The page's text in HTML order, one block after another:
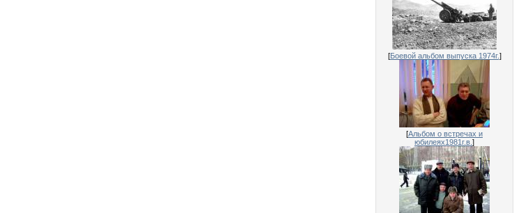
[Боевой альбом выпуска 1974г.]
[Альбом о встречах и
юбилеях1981г.в. ]